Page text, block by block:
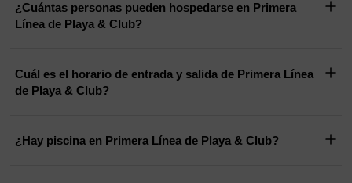
¿Cuántas personas pueden hospedarse en Primera
Línea de Playa & Club?
Cuál es el horario de entrada y salida de Primera Línea
de Playa & Club?
¿Hay piscina en Primera Línea de Playa & Club?